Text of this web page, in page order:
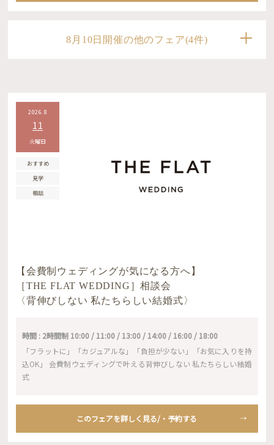
8月10日開催の他のフェア(4件)
2026.8
11
火曜日
おすすめ
見学
相談
【会費制ウェディングが気になる方へ】
［THE FLAT WEDDING］相談会
〈背伸びしない 私たちらしい結婚式〉
時間 : 2時間制 10:00 / 11:00 / 13:00 / 14:00 / 16:00 / 18:00
「フラットに」「カジュアルな」「負担が少ない」「お気に入りを持
込OK」 会費制ウェディングで叶える背伸びしない 私たちらしい結婚
式
このフェアを詳しく見る/・予約する